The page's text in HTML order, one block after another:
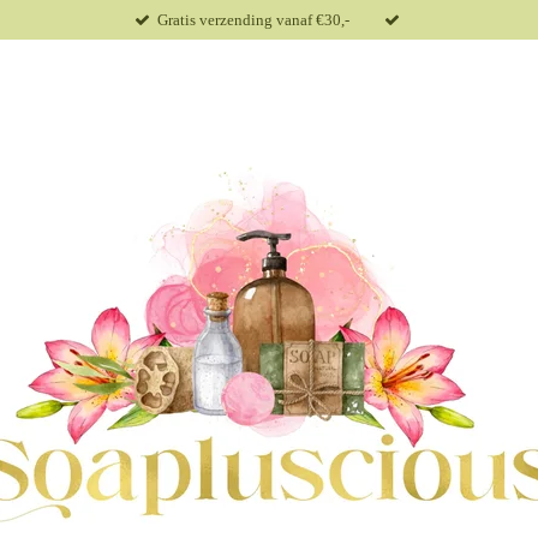
Gratis verzending vanaf €30,-